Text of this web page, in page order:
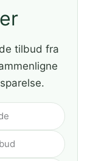
tilbud fra